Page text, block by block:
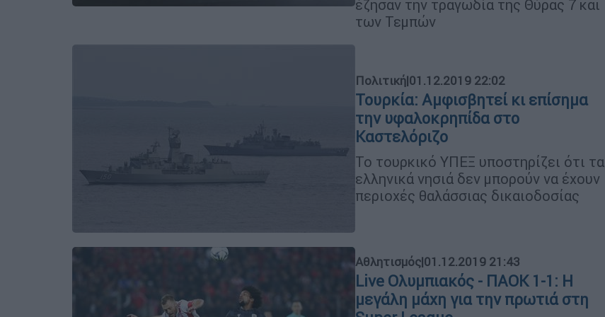
έζησαν την τραγωδία της Θύρας 7 και
των Τεμπών
Πολιτική|01.12.2019 22:02
Τουρκία: Αμφισβητεί κι επίσημα
την υφαλοκρηπίδα στο
Καστελόριζο
Το τουρκικό ΥΠΕΞ υποστηρίζει ότι τα
ελληνικά νησιά δεν μπορούν να έχουν
περιοχές θαλάσσιας δικαιοδοσίας
Αθλητισμός|01.12.2019 21:43
Live Ολυμπιακός - ΠΑΟΚ 1-1: Η
μεγάλη μάχη για την πρωτιά στη